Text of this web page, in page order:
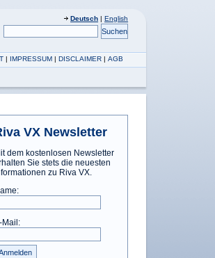
Deutsch |English
| IMPRESSUM |DISCLAIMER |AGB
VX Newsletter
dem kostenlosen Newsletter
Sie stets die neuesten
zu Riva VX.
Mail: